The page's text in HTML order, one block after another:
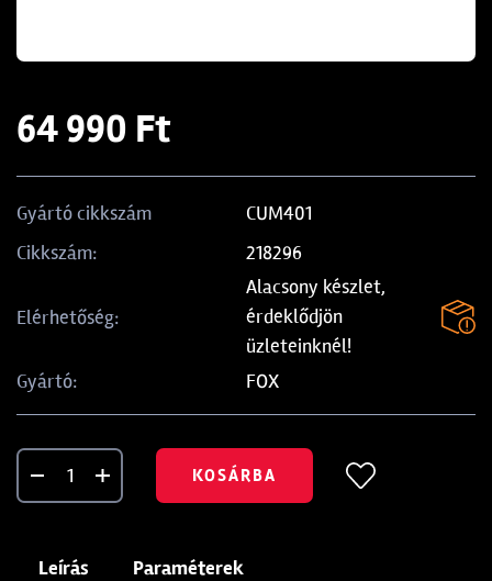
64 990 Ft
Gyártó cikkszám
CUM401
Cikkszám:
218296
Elérhetőség:
Alacsony készlet,
érdeklődjön
üzleteinknél!
Gyártó:
FOX
KOSÁRBA
Leírás Paraméterek